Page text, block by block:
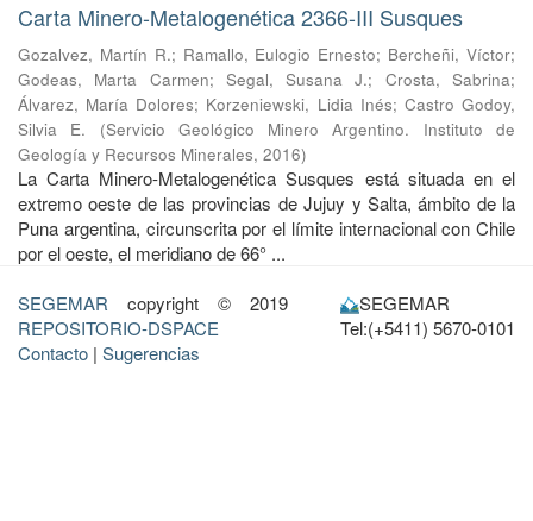
Carta Minero-Metalogenética 2366-III Susques
Gozalvez, Martín R.; Ramallo, Eulogio Ernesto; Bercheñi, Víctor;
Godeas, Marta Carmen; Segal, Susana J.; Crosta, Sabrina;
Álvarez, María Dolores; Korzeniewski, Lidia Inés; Castro Godoy,
Silvia E.
(Servicio Geológico Minero Argentino. Instituto de
Geología y Recursos Minerales, 2016)
La Carta Minero-Metalogenética Susques está situada en el
extremo oeste de las provincias de Jujuy y Salta, ámbito de la
Puna argentina, circunscrita por el límite internacional con Chile
por el oeste, el meridiano de 66° ...
SEGEMAR copyright © 2019
REPOSITORIO-DSPACE
Contacto | Sugerencias
SEGEMAR
Tel:(+5411) 5670-0101